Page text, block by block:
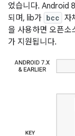
었습니다. Android
되며, lib가 bcc 자
을 사용하면 오픈
가 지원됩니다.